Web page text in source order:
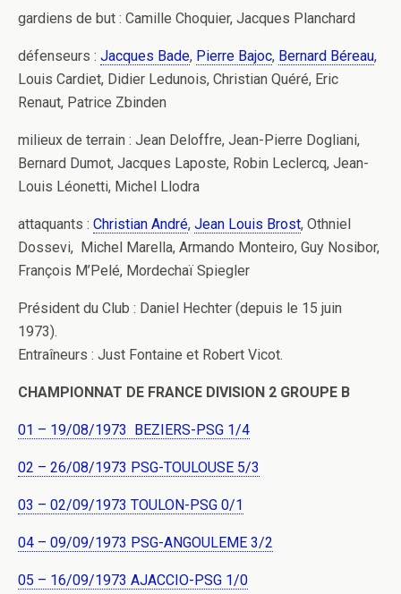
gardiens de but : Camille Choquier, Jacques Planchard
défenseurs : Jacques Bade, Pierre Bajoc, Bernard Béreau,
Louis Cardiet, Didier Ledunois, Christian Quéré, Eric
Renaut, Patrice Zbinden
milieux de terrain : Jean Deloffre, Jean-Pierre Dogliani,
Bernard Dumot, Jacques Laposte, Robin Leclercq, Jean-
Louis Léonetti, Michel Llodra
attaquants : Christian André, Jean Louis Brost, Othniel
Dossevi, Michel Marella, Armando Monteiro, Guy Nosibor,
François M’Pelé, Mordechaï Spiegler
Président du Club : Daniel Hechter (depuis le 15 juin
1973).
Entraîneurs : Just Fontaine et Robert Vicot.
CHAMPIONNAT DE FRANCE DIVISION 2 GROUPE B
01 – 19/08/1973 BEZIERS-PSG 1/4
02 – 26/08/1973 PSG-TOULOUSE 5/3
03 – 02/09/1973 TOULON-PSG 0/1
04 – 09/09/1973 PSG-ANGOULEME 3/2
05 – 16/09/1973 AJACCIO-PSG 1/0